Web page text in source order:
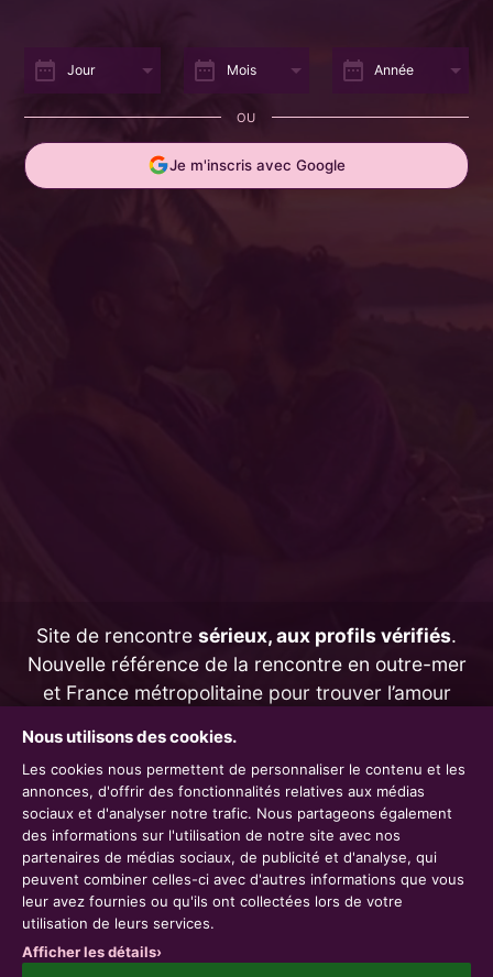
date_range date_range date_range
OU
Je m'inscris avec Google
Site de rencontre sérieux, aux profils vérifiés.
Nouvelle référence de la rencontre en outre-mer
et France métropolitaine pour trouver l’amour
À propos
Conditions générales
Mentions légales
Contact
Rencontre Dom-Tom
Nous utilisons des cookies.
Les cookies nous permettent de personnaliser le contenu et les
annonces, d'offrir des fonctionnalités relatives aux médias
sociaux et d'analyser notre trafic. Nous partageons également
des informations sur l'utilisation de notre site avec nos
partenaires de médias sociaux, de publicité et d'analyse, qui
peuvent combiner celles-ci avec d'autres informations que vous
leur avez fournies ou qu'ils ont collectées lors de votre
utilisation de leurs services.
Afficher les détails